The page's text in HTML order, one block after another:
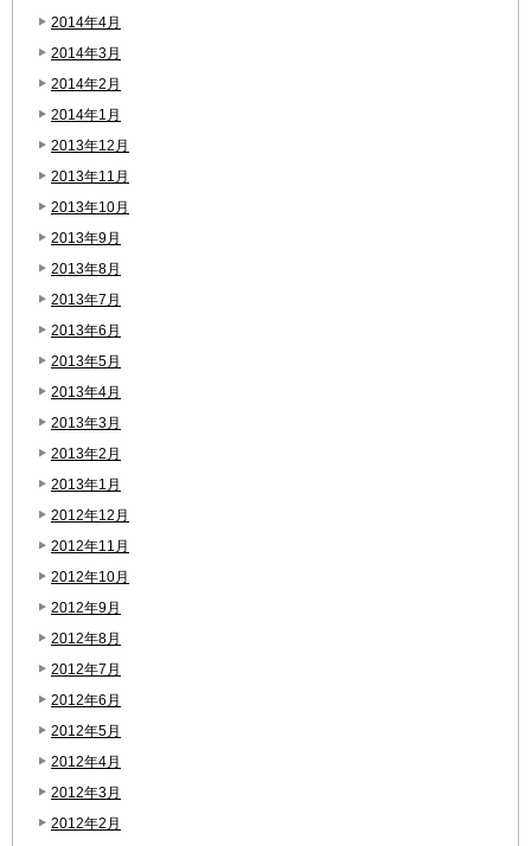
2014年4月
2014年3月
2014年2月
2014年1月
2013年12月
2013年11月
2013年10月
2013年9月
2013年8月
2013年7月
2013年6月
2013年5月
2013年4月
2013年3月
2013年2月
2013年1月
2012年12月
2012年11月
2012年10月
2012年9月
2012年8月
2012年7月
2012年6月
2012年5月
2012年4月
2012年3月
2012年2月